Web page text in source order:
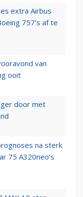
extra Airbus
757's af te
van
ooit
door met
na sterk
75 A320neo’s